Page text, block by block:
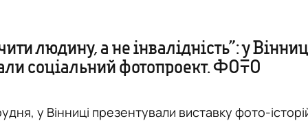
людину, а не інвалідність”: у
соціальний фотопроект. ФОТО
у Вінниці презентували виставку фото-